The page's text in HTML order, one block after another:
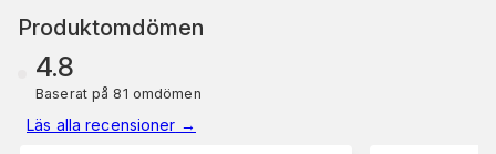
Produktomdömen
4.8
Baserat på 81 omdömen
Läs alla recensioner →